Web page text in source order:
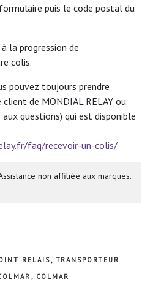
puis le code postal du
la progression de
colis.
pouvez toujours prendre
de MONDIAL RELAY ou
questions) qui est disponible
faq/recevoir-un-colis/
non affiliée aux marques.
RELAIS , TRANSPORTEUR
, COLMAR